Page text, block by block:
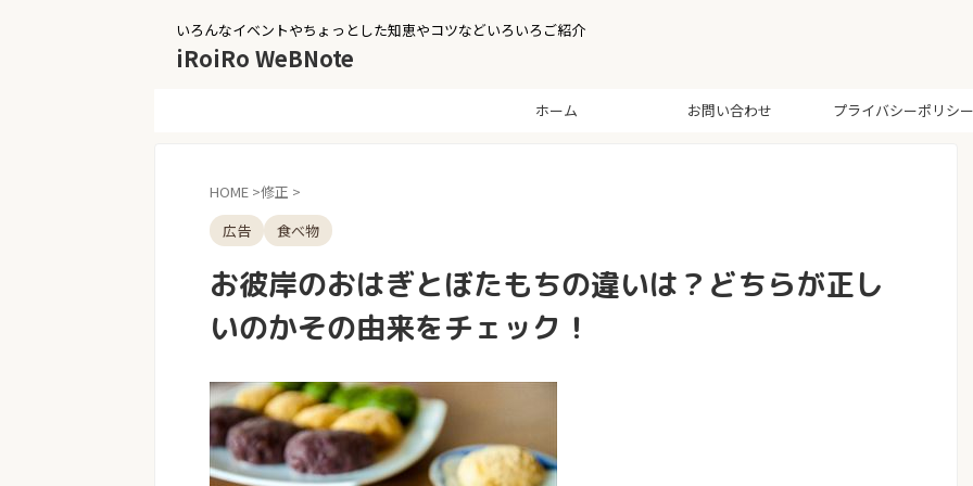
いろんなイベントやちょっとした知恵やコツなどいろいろご紹介
iRoiRo WeBNote
ホーム お問い合わせ プライバシーポリシー
HOME >修正 >
広告
食べ物
お彼岸のおはぎとぼたもちの違いは？どちらが正し
いのかその由来をチェック！